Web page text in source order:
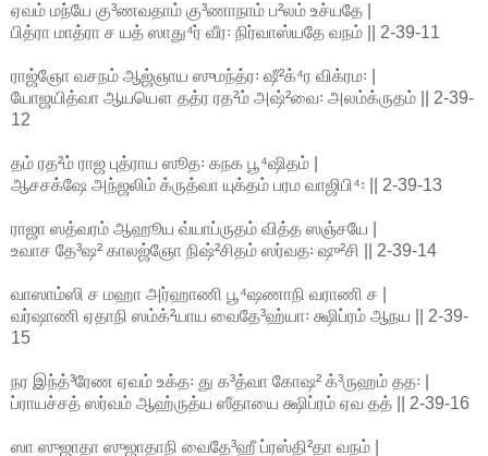
ஏவம் மந்யே கு³ணவதாம் கு³ணாநாம் ப²லம் உச்யதே |
பித்ரா மாத்ரா ச யத் ஸாது⁴ர் வீர꞉ நிர்வாஸ்யதே வநம் || 2-39-11
ராஜ்ஞோ வசநம் ஆஜ்ஞாய ஸுமந்த்ர꞉ ஷீ²க்⁴ர விக்ரம꞉ |
யோஜயித்வா ஆயயௌ தத்ர ரத²ம் அஷ்²வை꞉ அலம்க்ருதம் || 2-39-
12
தம் ரத²ம் ராஜ புத்ராய ஸூத꞉ கநக பூ⁴ஷிதம் |
ஆசசக்ஷே அந்ஜலிம் க்ருத்வா யுக்தம் பரம வாஜிபி⁴꞉ || 2-39-13
ராஜா ஸத்வரம் ஆஹூய வ்யாப்ருதம் வித்த ஸஞ்சயே |
உவாச தே³ஷ² காலஜ்ஞோ நிஷ்²சிதம் ஸர்வத꞉ ஷு²சி || 2-39-14
வாஸாம்ஸி ச மஹா அர்ஹாணி பூ⁴ஷணாநி வராணி ச |
வர்ஷாணி ஏதாநி ஸம்க்²யாய வைதே³ஹ்யா꞉ க்ஷிப்ரம் ஆநய || 2-39-
15
நர இந்த்³ரேண ஏவம் உக்த꞉ து க³த்வா கோஷ² க்³ருஹம் தத꞉ |
ப்ராயச்சத் ஸர்வம் ஆஹ்ருத்ய ஸீதாயை க்ஷிப்ரம் ஏவ தத் || 2-39-16
ஸா ஸுஜாதா ஸுஜாதாநி வைதே³ஹீ ப்ரஸ்தி²தா வநம் |